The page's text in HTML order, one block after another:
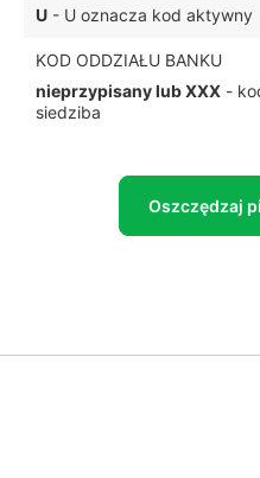
U - U oznacza kod aktywny
KOD ODDZIAŁU BANKU
nieprzypisany lub XXX -
siedziba
Oszczędzaj